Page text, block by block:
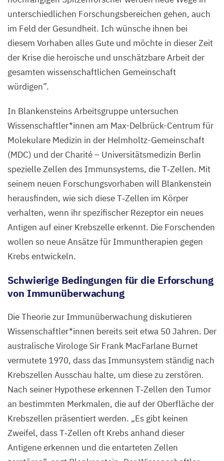
unterschiedlichen Forschungsbereichen gehen, auch
im Feld der Gesundheit. Ich wünsche ihnen bei
diesem Vorhaben alles Gute und möchte in dieser Zeit
der Krise die heroische und unschätzbare Arbeit der
gesamten wissenschaftlichen Gemeinschaft
würdigen”.
In Blankensteins Arbeitsgruppe untersuchen
Wissenschaftler*innen am Max-Delbrück-Centrum für
Molekulare Medizin in der Helmholtz-Gemeinschaft
(MDC) und der Charité – Universitätsmedizin Berlin
spezielle Zellen des Immunsystems, die T‑Zellen. Mit
seinem neuen Forschungsvorhaben will Blankenstein
herausfinden, wie sich diese T‑Zellen im Körper
verhalten, wenn ihr spezifischer Rezeptor ein neues
Antigen auf einer Krebszelle erkennt. Die Forschenden
wollen so neue Ansätze für Immuntherapien gegen
Krebs entwickeln.
Schwierige Bedingungen für die Erforschung
von Immunüberwachung
Die Theorie zur Immunüberwachung diskutieren
Wissenschaftler*innen bereits seit etwa 50Jahren. Der
australische Virologe Sir Frank MacFarlane Burnet
vermutete 1970, dass das Immunsystem ständig nach
Krebszellen Ausschau halte, um diese zu zerstören.
Nach seiner Hypothese erkennen T‑Zellen den Tumor
an bestimmten Merkmalen, die auf der Oberfläche der
Krebszellen präsentiert werden. „Es gibt keinen
Zweifel, dass T‑Zellen oft Krebs anhand dieser
Antigene erkennen und die entarteten Zellen